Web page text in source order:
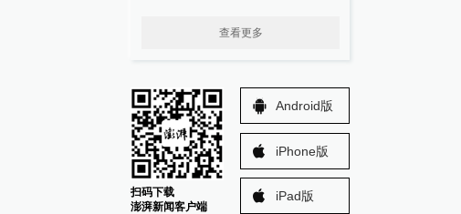
查看更多
扫码下载
澎湃新闻客户端
Android版
iPhone版
iPad版